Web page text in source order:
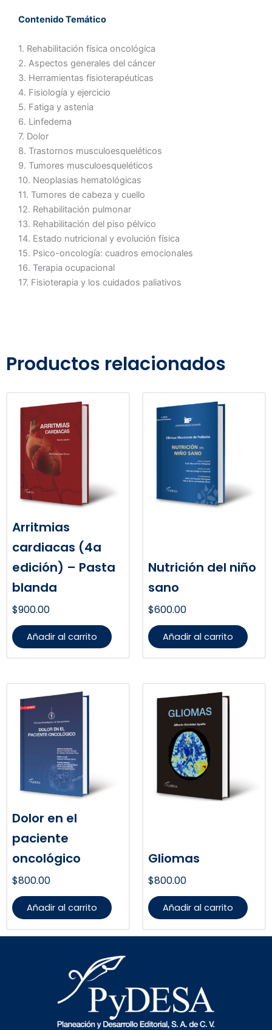
Contenido Temático
1. Rehabilitación física oncológica
2. Aspectos generales del cáncer
3. Herramientas fisioterapéuticas
4. Fisiología y ejercicio
5. Fatiga y astenia
6. Linfedema
7. Dolor
8. Trastornos musculoesqueléticos
9. Tumores musculoesqueléticos
10. Neoplasias hematológicas
11. Tumores de cabeza y cuello
12. Rehabilitación pulmonar
13. Rehabilitación del piso pélvico
14. Estado nutricional y evolución física
15. Psico-oncología: cuadros emocionales
16. Terapia ocupacional
17. Fisioterapia y los cuidados paliativos
Productos relacionados
Arritmias
cardiacas (4a
edición) – Pasta
blanda
$900.00
Añadir al carrito
Nutrición del niño
sano
$600.00
Añadir al carrito
Dolor en el
paciente
oncológico
$800.00
Añadir al carrito
Gliomas
$800.00
Añadir al carrito